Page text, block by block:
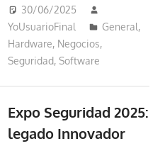
30/06/2025
YoUsuarioFinal
General,
Hardware, Negocios,
Seguridad,Software
Expo Seguridad 2025:
legado Innovador